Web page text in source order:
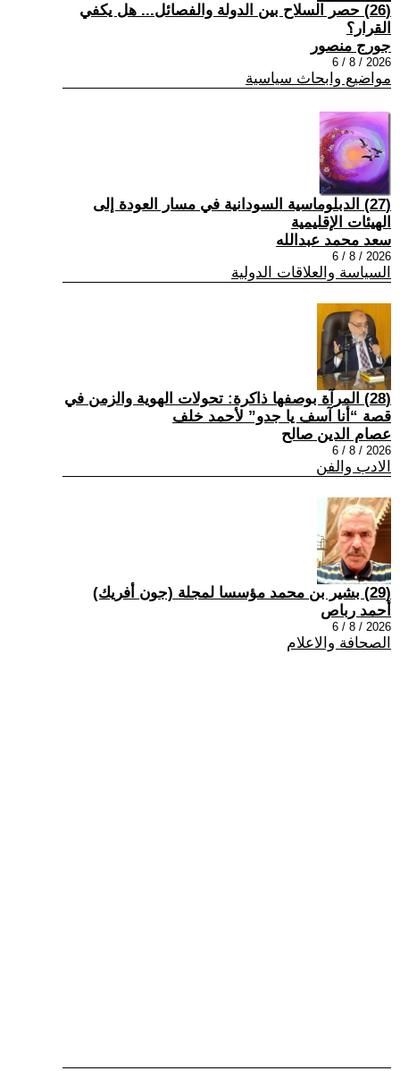
(26) حصر السلاح بين الدولة والفصائل... هل يكفي
القرار؟
جورج منصور
2026 / 8 / 6
مواضيع وابحاث سياسية
(27) الدبلوماسية السودانية في مسار العودة إلى
الهيئات الإقليمية
سعد محمد عبدالله
2026 / 8 / 6
السياسة والعلاقات الدولية
(28) المرآة بوصفها ذاكرة: تحولات الهوية والزمن في
قصة “أنا آسف يا جدو” لأحمد خلف
عصام الدين صالح
2026 / 8 / 6
الادب والفن
(29) بشير بن محمد مؤسسا لمجلة (جون أفريك)
أحمد رباص
2026 / 8 / 6
الصحافة والاعلام